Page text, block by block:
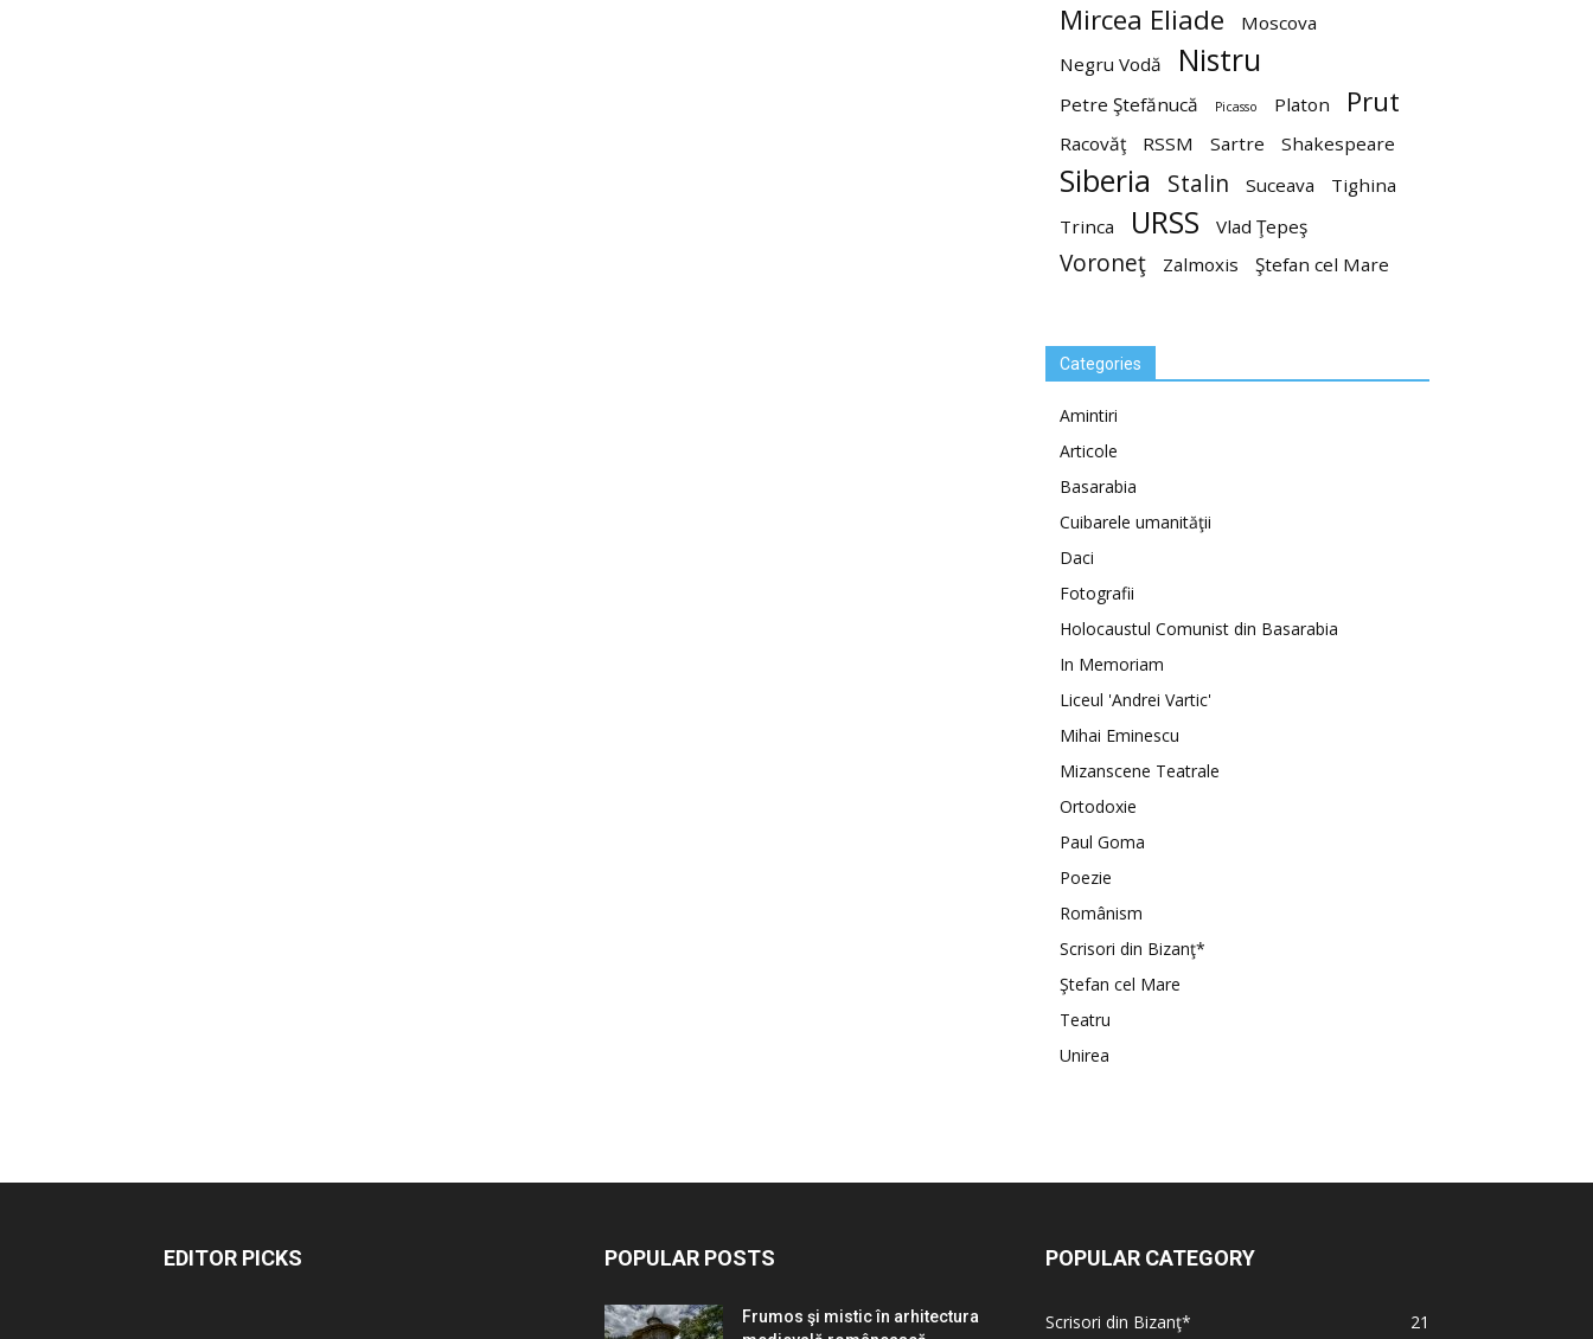
Mircea Eliade
Moscova
Negru Vodă
Nistru
Petre Ştefănucă Picasso Platon Prut
Racovăţ RSSM Sartre Shakespeare
Siberia Stalin Suceava
Tighina
Trinca
URSS Vlad Ţepeş
Voroneţ Zalmoxis Ştefan cel Mare
Categories
Amintiri
Articole
Basarabia
Cuibarele umanităţii
Daci
Fotografii
Holocaustul Comunist din Basarabia
In Memoriam
Liceul 'Andrei Vartic'
Mihai Eminescu
Mizanscene Teatrale
Ortodoxie
Paul Goma
Poezie
Românism
Scrisori din Bizanţ*
Ştefan cel Mare
Teatru
Unirea
EDITOR PICKS POPULAR POSTS
Frumos şi mistic în arhitectura
POPULAR CATEGORY
Scrisori din Bizanţ* 21